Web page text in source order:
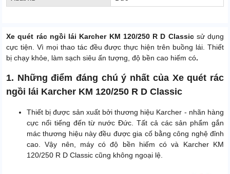
Xe quét rác ngồi lái Karcher KM 120/250 R D Classicsử dụng
cực tiện. Vì mọi thao tác đều được thực hiện trên buồng lái. Thiết
bị chạy khỏe, làm sạch siêu ấn tượng, độ bền cao hiếm có.
1. Những điểm đáng chú ý nhất của Xe quét rác
ngồi lái Karcher KM 120/250 R D Classic
Thiết bị được sản xuất bởi thương hiệu Karcher - nhãn hàng
cực nổi tiếng đến từ nước Đức. Tất cả các sản phẩm gắn
mác thương hiệu này đều được gia cố bằng công nghệ đỉnh
cao. Vậy nên, máy có độ bền hiếm có và Karcher KM
120/250 R D Classic cũng không ngoại lệ.